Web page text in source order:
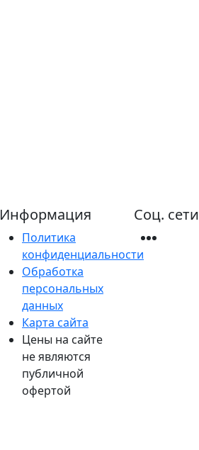
Информация
Политика
конфиденциальности
Обработка
персональных
данных
Карта сайта
Цены на сайте
не являются
публичной
офертой
Соц. сети